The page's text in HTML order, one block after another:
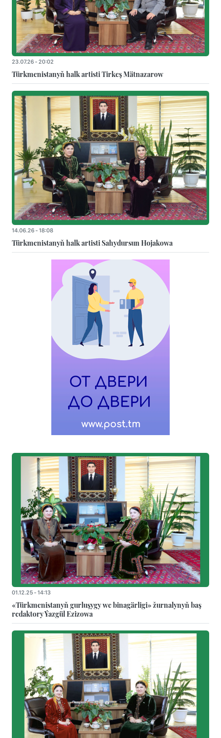
23.07.26 - 20:02
Türkmenistanyň halk artisti Tirkeş Mätnazarow
14.06.26 - 18:08
Türkmenistanyň halk artisti Sahydursun Hojakowa
01.12.25 - 14:13
«Türkmenistanyň gurluşygy we binagärligi» žurnalynyň baş
redaktory Ýazgül Ezizowa